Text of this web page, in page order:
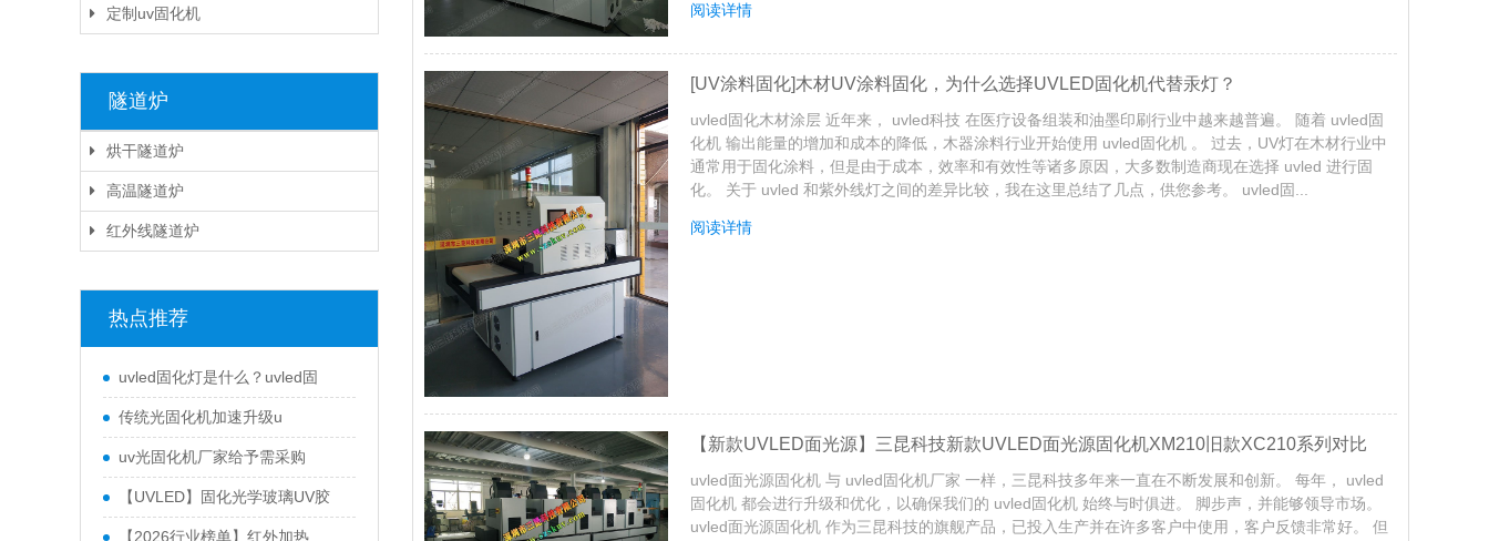
定制uv固化机
隧道炉
烘干隧道炉
高温隧道炉
红外线隧道炉
热点推荐
uvled固化灯是什么？uvled固
传统光固化机加速升级u
uv光固化机厂家给予需采购
【UVLED】固化光学玻璃UV胶
【2026行业榜单】红外加热
阅读详情
[UV涂料固化]木材UV涂料固化，为什么选择UVLED固化机代替汞灯？
uvled固化木材涂层 近年来， uvled科技 在医疗设备组装和油墨印刷行业中越来越普遍。 随着 uvled固
化机 输出能量的增加和成本的降低，木器涂料行业开始使用 uvled固化机 。 过去，UV灯在木材行业中
通常用于固化涂料，但是由于成本，效率和有效性等诸多原因，大多数制造商现在选择 uvled 进行固
化。 关于 uvled 和紫外线灯之间的差异比较，我在这里总结了几点，供您参考。 uvled固...
阅读详情
【新款UVLED面光源】三昆科技新款UVLED面光源固化机XM210旧款XC210系列对比
uvled面光源固化机 与 uvled固化机厂家 一样，三昆科技多年来一直在不断发展和创新。 每年， uvled
固化机 都会进行升级和优化，以确保我们的 uvled固化机 始终与时俱进。 脚步声，并能够领导市场。
uvled面光源固化机 作为三昆科技的旗舰产品，已投入生产并在许多客户中使用，客户反馈非常好。 但